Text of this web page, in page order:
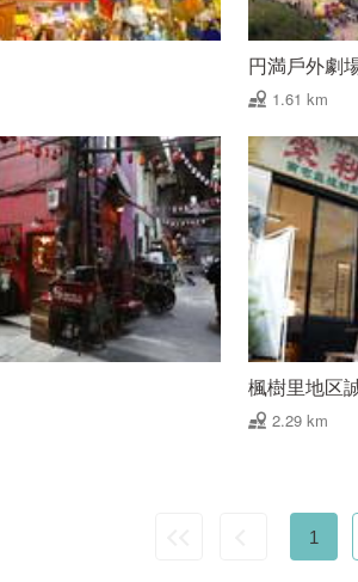
円満戶外劇
1.61 km
楓樹里地区
2.29 km
1